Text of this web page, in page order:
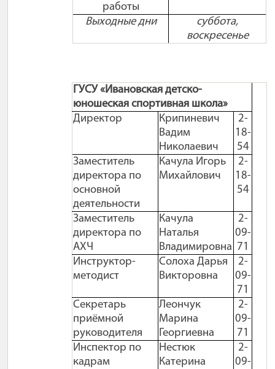
работы
Выходные дни
суббота,
воскресенье
ГУСУ «Ивановская детско-
юношеская спортивная школа»
Директор
Крипиневич
Вадим
Николаевич
2-
18-
54
Заместитель
директора по
основной
деятельности
Качула Игорь
Михайлович
2-
18-
54
Заместитель
директора по
АХЧ
Качула
Наталья
Владимировна
2-
09-
71
Инструктор-
методист
Солоха Дарья
Викторовна
2-
09-
71
Секретарь
приёмной
руководителя
Леончук
Марина
Георгиевна
2-
09-
71
Инспектор по
кадрам
Нестюк
Катерина
2-
09-